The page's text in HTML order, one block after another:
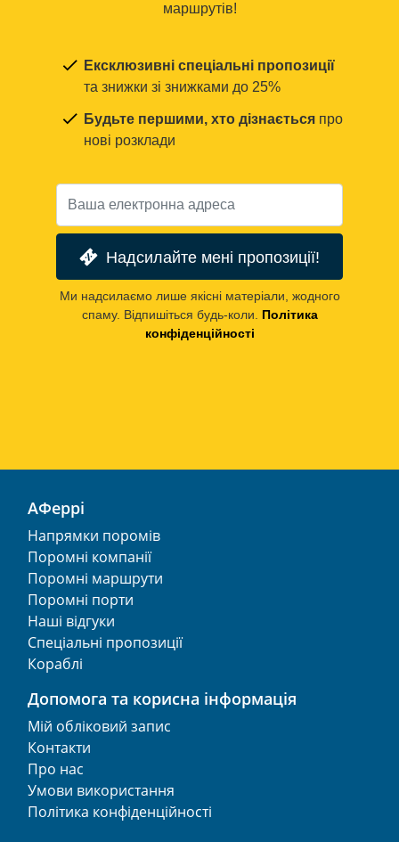
маршрутів!
Ексклюзивні спеціальні пропозиції
та знижки зі знижками до 25%
Будьте першими, хто дізнається про
нові розклади
Надсилайте мені пропозиції!
Ми надсилаємо лише якісні матеріали, жодного
спаму. Відпишіться будь-коли.
Політика
конфіденційності
АФеррі
Напрямки поромів
Поромні компанії
Поромні маршрути
Поромні порти
Наші відгуки
Спеціальні пропозиції
Кораблі
Допомога та корисна інформація
Мій обліковий запис
Контакти
Про нас
Умови використання
Політика конфіденційності